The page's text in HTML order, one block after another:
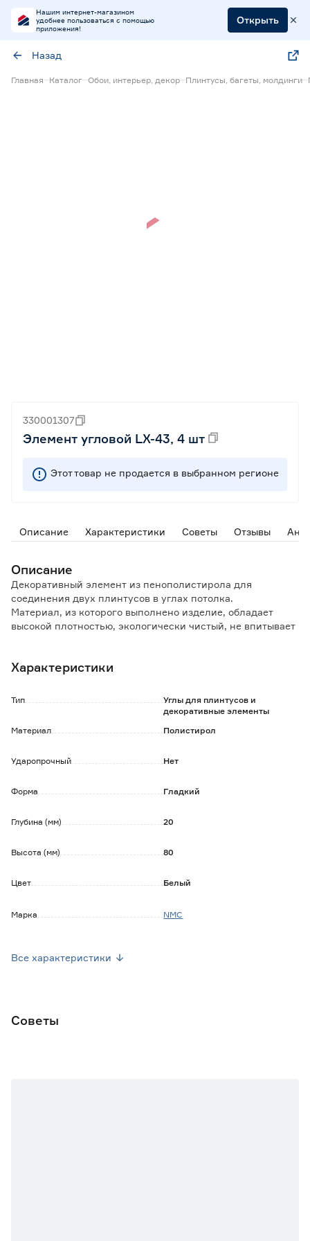
Нашим интернет-магазином
удобнее пользоваться с помощью
приложения!
Открыть
Назад
Главная Каталог Обои, интерьер, декор Плинтусы, багеты, молдинги
330001307
Элемент угловой LX-43, 4 шт
Этот товар не продается в выбранном регионе
Описание Характеристики Советы Отзывы
Описание
Декоративный элемент из пенополистирола для
соединения двух плинтусов в углах потолка.
Материал, из которого выполнено изделие, обладает
высокой плотностью, экологически чистый, не впитывает
углах помещения.
пенополистирола).
Угол при желании окрашивается дисперсионной краской
В упаковке 4 шт.
Характеристики
Тип
Углы для плинтусов и
декоративные элементы
Материал
Полистирол
Ударопрочный Нет
Форма Гладкий
Глубина (мм) 20
Высота (мм) 80
Цвет Белый
Марка NMC
Все характеристики
Советы